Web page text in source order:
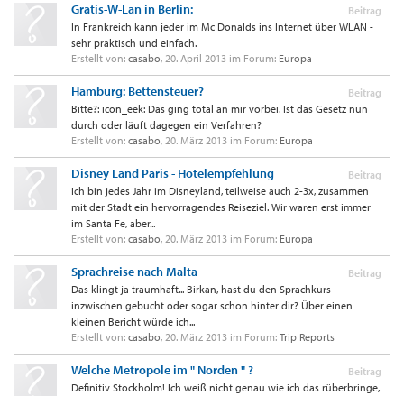
Beitrag
Gratis-W-Lan in Berlin:
In Frankreich kann jeder im Mc Donalds ins Internet über WLAN -
sehr praktisch und einfach.
Erstellt von: casabo, 20. April 2013 im Forum: Europa
Beitrag
Hamburg: Bettensteuer?
Bitte?: icon_eek: Das ging total an mir vorbei. Ist das Gesetz nun
durch oder läuft dagegen ein Verfahren?
Erstellt von: casabo, 20. März 2013 im Forum: Europa
Beitrag
Disney Land Paris - Hotelempfehlung
Ich bin jedes Jahr im Disneyland, teilweise auch 2-3x, zusammen
mit der Stadt ein hervorragendes Reiseziel. Wir waren erst immer
im Santa Fe, aber...
Erstellt von: casabo, 20. März 2013 im Forum: Europa
Beitrag
Sprachreise nach Malta
Das klingt ja traumhaft... Birkan, hast du den Sprachkurs
inzwischen gebucht oder sogar schon hinter dir? Über einen
kleinen Bericht würde ich...
Erstellt von: casabo, 20. März 2013 im Forum: Trip Reports
Beitrag
Welche Metropole im " Norden " ?
Definitiv Stockholm! Ich weiß nicht genau wie ich das rüberbringe,